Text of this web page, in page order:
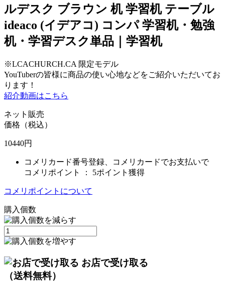
ルデスク ブラウン 机 学習机 テーブル
ideaco (イデアコ) コンパ 学習机・勉強
机・学習デスク単品｜学習机
※LCACHURCH.CA 限定モデル
YouTuberの皆様に商品の使い心地などをご紹介いただいてお
ります！
紹介動画はこちら
ネット販売
価格（税込）
10440円
コメリカード番号登録、コメリカードでお支払いで
コメリポイント ： 5ポイント獲得
コメリポイントについて
購入個数
お店で受け取る
（送料無料）